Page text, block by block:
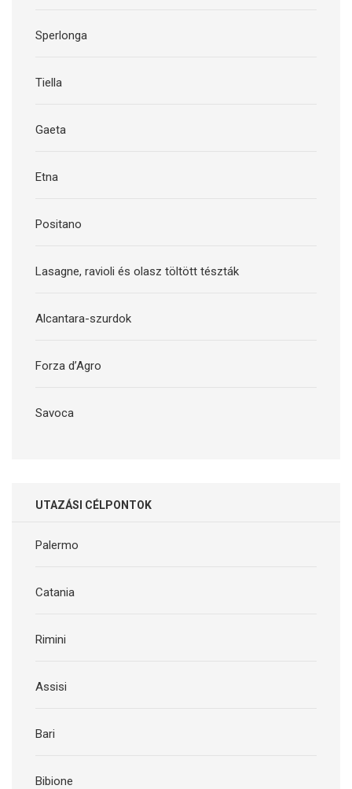
Sperlonga
Tiella
Gaeta
Etna
Positano
Lasagne, ravioli és olasz töltött tészták
Alcantara-szurdok
Forza d’Agro
Savoca
UTAZÁSI CÉLPONTOK
Palermo
Catania
Rimini
Assisi
Bari
Bibione